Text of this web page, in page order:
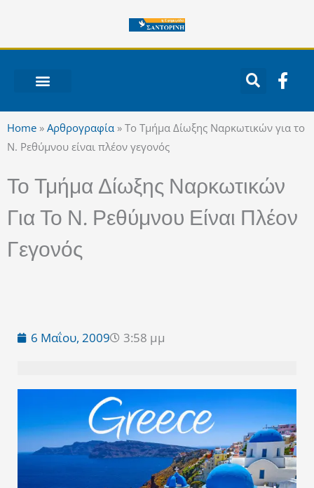
περιεχόμενο
F
a
e
b
k
f
Home » Αρθρογραφία » Το Τμήμα Δίωξης Ναρκωτικών για το
Ν. Ρεθύμνου είναι πλέον γεγονός
Το Τμήμα Δίωξης Ναρκωτικών
Για Το Ν. Ρεθύμνου Είναι Πλέον
Γεγονός
6 Μαΐου, 2009 3:58 μμ